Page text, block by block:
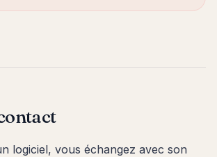
logiciel, vous échangez avec son